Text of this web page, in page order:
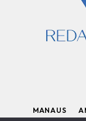
MANAUS